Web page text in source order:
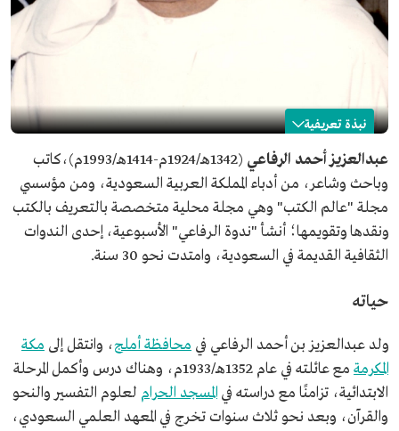
نبذة تعريفية
عبدالعزيز الرفاعي
الاسم
عبدالعزيز الرفاعي.
التصنيف
كاتب وباحث وشاعر.
تاريخ الميلاد
1924م.
مكان الميلاد
محافظة أملج.
تاريخ الوفاة
عبدالعزيز أحمد الرفاعي
(1342هـ/1924م-1414هـ/1993م)،كاتب
وباحث وشاعر، من أدباء المملكة العربية السعودية، ومن مؤسسي
مجلة "عالم الكتب" وهي مجلة محلية متخصصة بالتعريف بالكتب
ونقدها وتقويمها؛ أنشأ "ندوة الرفاعي" الأسبوعية، إحدى الندوات
الثقافية القديمة في السعودية، وامتدت نحو 30 سنة.
حياته
ولد عبدالعزيز بن أحمد الرفاعي في محافظة أملج، وانتقل إلى مكة
المكرمة
مع عائلته في عام 1352هـ/1933م، وهناك درس وأكمل المرحلة
الابتدائية، تزامنًا مع دراسته في المسجد الحرام لعلوم التفسير والنحو
والقرآن، وبعد نحو ثلاث سنوات تخرج في المعهد العلمي السعودي،